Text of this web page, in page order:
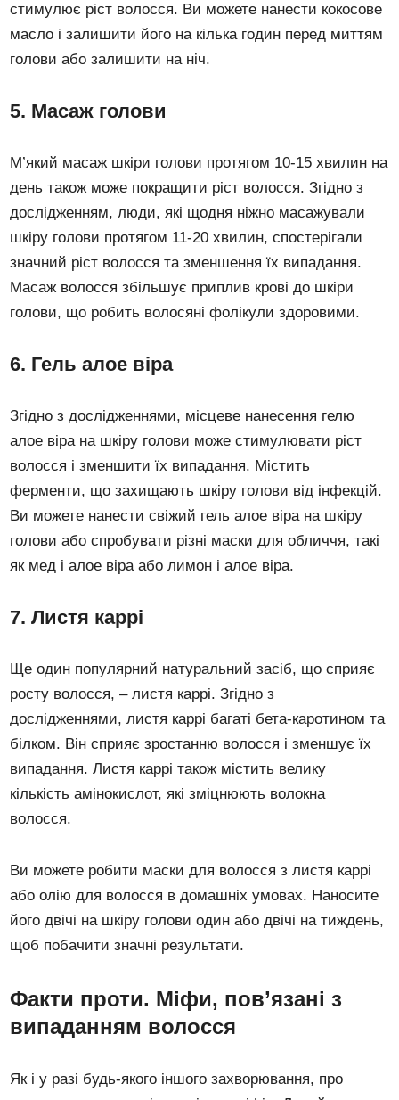
стимулює ріст волосся. Ви можете нанести кокосове
масло і залишити його на кілька годин перед миттям
голови або залишити на ніч.
5. Масаж голови
М’який масаж шкіри голови протягом 10-15 хвилин на
день також може покращити ріст волосся. Згідно з
дослідженням, люди, які щодня ніжно масажували
шкіру голови протягом 11-20 хвилин, спостерігали
значний ріст волосся та зменшення їх випадання.
Масаж волосся збільшує приплив крові до шкіри
голови, що робить волосяні фолікули здоровими.
6. Гель алое віра
Згідно з дослідженнями, місцеве нанесення гелю
алое віра на шкіру голови може стимулювати ріст
волосся і зменшити їх випадання. Містить
ферменти, що захищають шкіру голови від інфекцій.
Ви можете нанести свіжий гель алое віра на шкіру
голови або спробувати різні маски для обличчя, такі
як мед і алое віра або лимон і алое віра.
7. Листя каррі
Ще один популярний натуральний засіб, що сприяє
росту волосся, – листя каррі. Згідно з
дослідженнями, листя каррі багаті бета-каротином та
білком. Він сприяє зростанню волосся і зменшує їх
випадання. Листя каррі також містить велику
кількість амінокислот, які зміцнюють волокна
волосся.
Ви можете робити маски для волосся з листя каррі
або олію для волосся в домашніх умовах. Наносите
його двічі на шкіру голови один або двічі на тиждень,
щоб побачити значні результати.
Факти проти. Міфи, пов’язані з
випаданням волосся
Як і у разі будь-якого іншого захворювання, про